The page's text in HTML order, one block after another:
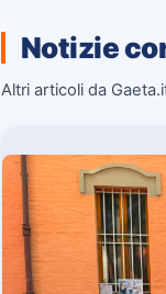
Notizie
Altri articoli da